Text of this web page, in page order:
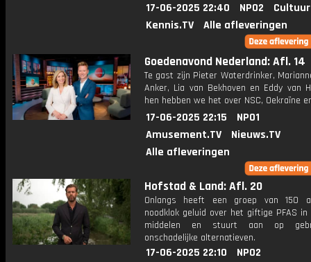
17-06-2025 22:40 NPO2
Kennis.TV
Alle afleveringen
Goedenavond Nederland: Afl. 14
Te gast zijn Pieter Waterdrinker,
Anker, Lia van Bekhoven en Eddy van
hen hebben we het over NSC, Oekraïne
17-06-2025 22:15
NPO1
Amusement.TV
Nieuws.TV
Alle afleveringen
Hofstad & Land: Afl. 20
Onlangs heeft een groep van 150
noodklok geluid over het giftige PFAS in
middelen en stuurt aan op
onschadelijke alternatieven.
17-06-2025 22:10
NPO2